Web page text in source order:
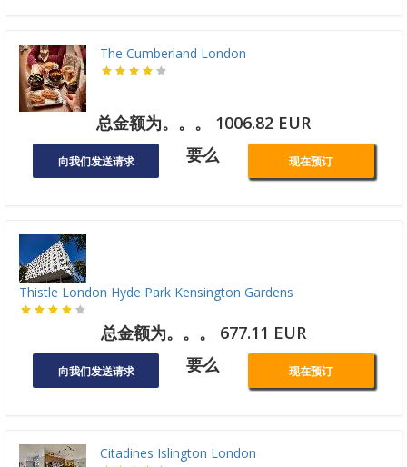
The Cumberland London
总金额为。。。 1006.82 EUR
向我们发送请求 要么 现在预订
Thistle London Hyde Park Kensington Gardens
总金额为。。。 677.11 EUR
向我们发送请求 要么 现在预订
Citadines Islington London